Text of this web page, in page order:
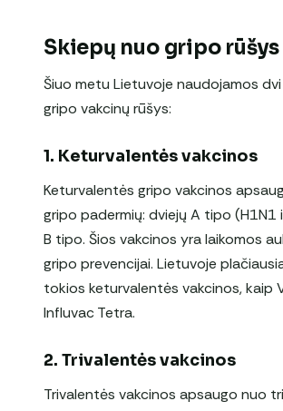
Skiepų nuo gripo rūšys
Šiuo metu Lietuvoje naudojamos
gripo vakcinų rūšys:
1. Keturvalentės vakcinos
Keturvalentės gripo vakcinos
gripo padermių: dviejų A tipo (H1N1
B tipo. Šios vakcinos yra laikomos
gripo prevencijai. Lietuvoje
tokios keturvalentės vakcinos, kaip
Influvac Tetra.
2. Trivalentės vakcinos
Trivalentės vakcinos apsaugo nuo